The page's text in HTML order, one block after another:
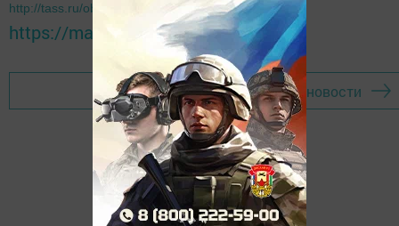
http://tass.ru/obschestvo/4804999
https://max.ru/tatmedia
Перейти на страницу новости